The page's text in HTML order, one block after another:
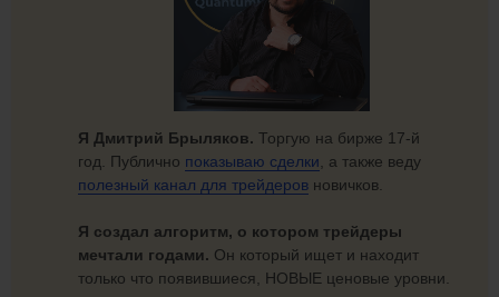
Я Дмитрий Брыляков. Торгую на бирже 17-й
год. Публично показываю сделки , а также веду
полезный канал для трейдеров новичков.
Я создал алгоритм, о котором трейдеры
мечтали годами. Он который ищет и находит
только что появившиеся, НОВЫЕ ценовые уровни.